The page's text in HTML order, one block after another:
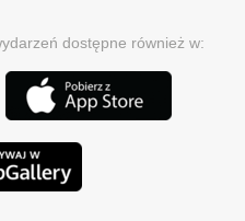
dostępne również w: